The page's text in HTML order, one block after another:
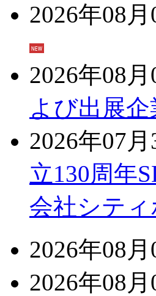
2026年08月
2026年08月
よび出展
2026年07月
立130周年
会社シテ
2026年08月
2026年08月